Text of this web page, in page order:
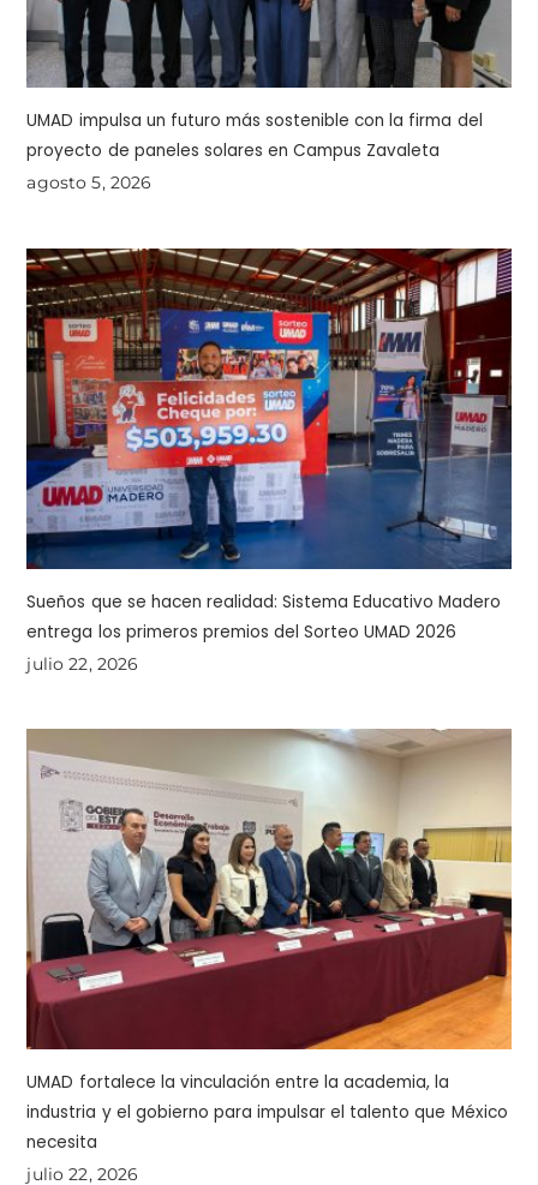
UMAD impulsa un futuro más sostenible con la firma del
proyecto de paneles solares en Campus Zavaleta
agosto 5, 2026
Sueños que se hacen realidad: Sistema Educativo Madero
entrega los primeros premios del Sorteo UMAD 2026
julio 22, 2026
UMAD fortalece la vinculación entre la academia, la
industria y el gobierno para impulsar el talento que México
necesita
julio 22, 2026